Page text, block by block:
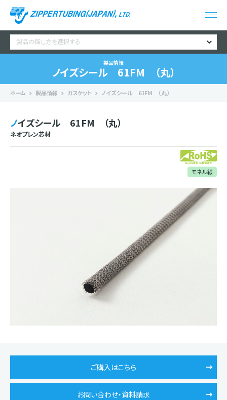
製品の探し方を選択する
製品情報
ノイズシール 61FM （丸）
ホーム 製品情報 ガスケット ノイズシール 61FM （丸）
ノイズシール 61FM （丸）
ネオプレン芯材
モネル線
ご購入はこちら
お問い合わせ・資料請求